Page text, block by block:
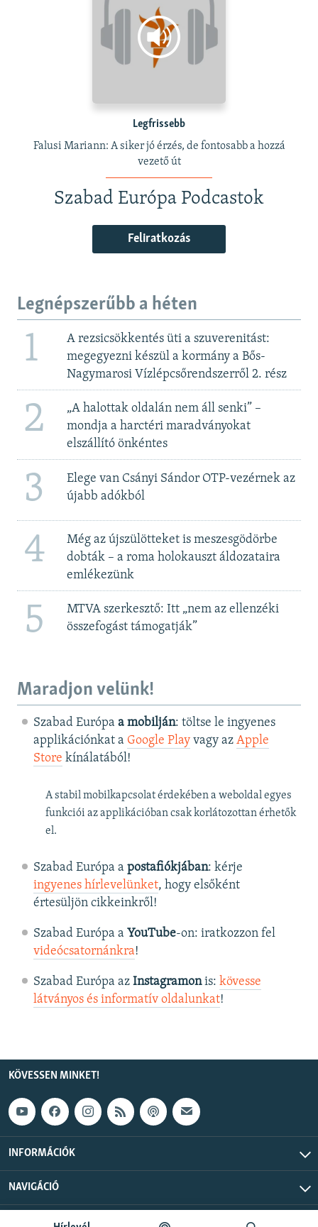
Legfrissebb
Falusi Mariann: A siker jó érzés, de fontosabb a hozzá
vezető út
Szabad Európa Podcastok
Feliratkozás
Legnépszerűbb a héten
1
A rezsicsökkentés üti a szuverenitást:
megegyezni készül a kormány a Bős-
Nagymarosi Vízlépcsőrendszerről 2. rész
2
„A halottak oldalán nem áll senki” –
mondja a harctéri maradványokat
elszállító önkéntes
3
Elege van Csányi Sándor OTP-vezérnek az
újabb adókból
4
Még az újszülötteket is meszesgödörbe
dobták – a roma holokauszt áldozataira
emlékezünk
5
MTVA szerkesztő: Itt „nem az ellenzéki
összefogást támogatják”
Maradjon velünk!
Szabad Európa a mobilján: töltse le ingyenes
applikációnkat a Google Playvagy az Apple
Store kínálatából!
A stabil mobilkapcsolat érdekében a weboldal egyes
funkciói az applikációban csak korlátozottan érhetők
el.
Szabad Európa a postafiókjában: kérje
ingyenes hírlevelünket, hogy elsőként
értesüljön cikkeinkről!
Szabad Európa a YouTube-on: iratkozzon fel
videócsatornánkra!
Szabad Európa az Instagramonis: kövesse
látványos és informatív oldalunkat! ​
KÖVESSEN MINKET!
INFORMÁCIÓK
NAVIGÁCIÓ
Szabad Európa © 2026 RFE/RL, Inc. Minden jog fenntartva.